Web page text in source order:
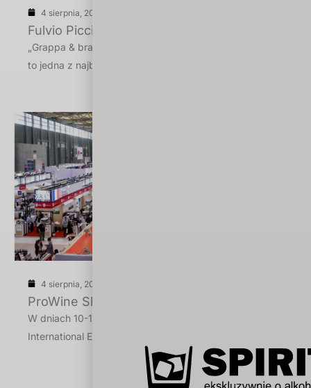
4 sierpnia, 2026
Fulvio Piccinino „Grappa & brandy”
„Grappa & brandy. Storia e produzione dei figli del vino”
to jedna z najbardziej kompleksowych […]
4 sierpnia, 2026
ProWine Shanghai 2026
W dniach 10-12 listopada 2026 roku w Shanghai New
International Expo Centre odbędzie się 13. […]